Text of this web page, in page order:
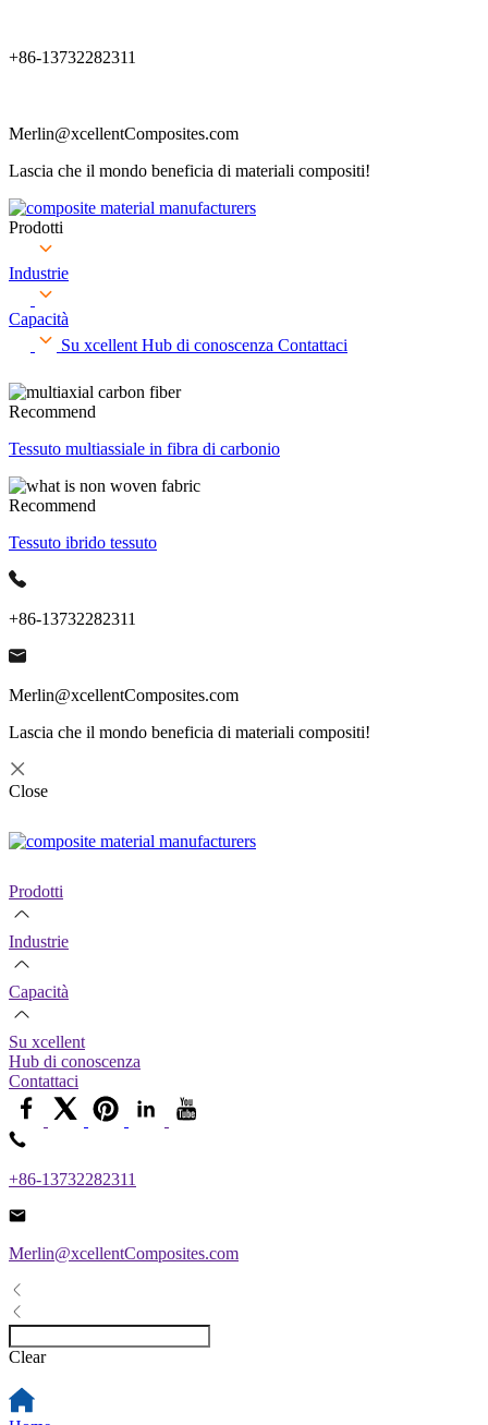
+86-13732282311
Merlin@xcellentComposites.com
Lascia che il mondo beneficia di materiali compositi!
Prodotti
Industrie
Capacità
Su xcellent Hub di conoscenza Contattaci
Recommend
Tessuto multiassiale in fibra di carbonio
Recommend
Tessuto ibrido tessuto
+86-13732282311
Merlin@xcellentComposites.com
Lascia che il mondo beneficia di materiali compositi!
Close
Prodotti
Industrie
Capacità
Su xcellent
Hub di conoscenza
Contattaci
+86-13732282311
Merlin@xcellentComposites.com
Clear